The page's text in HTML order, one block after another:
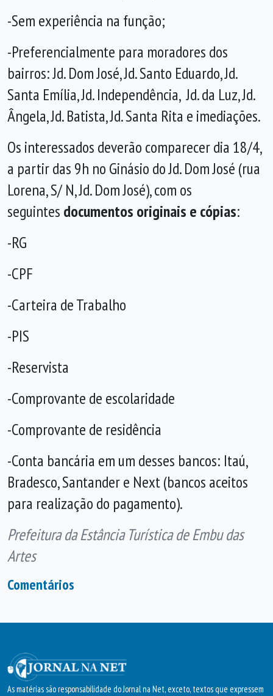
-Sem experiência na função;
-Preferencialmente para moradores dos
bairros: Jd. Dom José, Jd. Santo Eduardo, Jd.
Santa Emília, Jd. Independência, Jd. da Luz, Jd.
Ângela, Jd. Batista, Jd. Santa Rita e imediações.
Os interessados deverão comparecer dia 18/4,
a partir das 9h no Ginásio do Jd. Dom José (rua
Lorena, S/ N, Jd. Dom José), com os
seguintes documentos originais e cópias:
-RG
-CPF
-Carteira de Trabalho
-PIS
-Reservista
-Comprovante de escolaridade
-Comprovante de residência
-Conta bancária em um desses bancos: Itaú,
Bradesco, Santander e Next (bancos aceitos
para realização do pagamento).
Prefeitura da Estância Turística de Embu das
Artes
Comentários
As matérias são responsabilidade do Jornal na Net, exceto, textos que expressem